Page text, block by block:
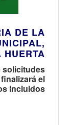
DE LA
HUERTA
solicitudes
el
incluidos